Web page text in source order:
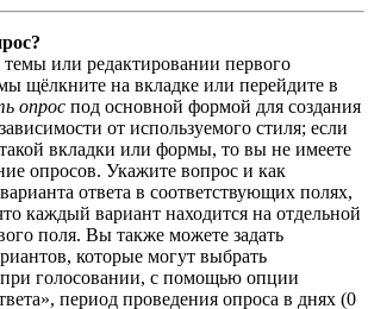
или редактировании первого
щёлкните на вкладке или перейдите в
опрос под основной формой для создания
от используемого стиля; если
вкладки или формы, то вы не имеете
опросов. Укажите вопрос и как
ответа в соответствующих полях,
каждый вариант находится на отдельной
поля. Вы также можете задать
которые могут выбрать
при голосовании, с помощью опции
период проведения опроса в днях (0